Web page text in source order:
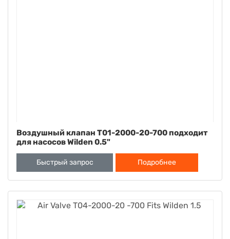
Воздушный клапан T01-2000-20-700 подходит
для насосов Wilden 0.5"
Быстрый запрос Подробнее